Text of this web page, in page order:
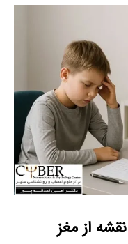
از مغز